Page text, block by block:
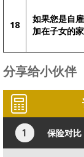
18
如果您是自
加在子女的
分享给小伙伴
保险对比